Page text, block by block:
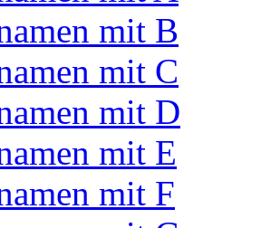
mit B
mit C
mit D
mit E
mit F